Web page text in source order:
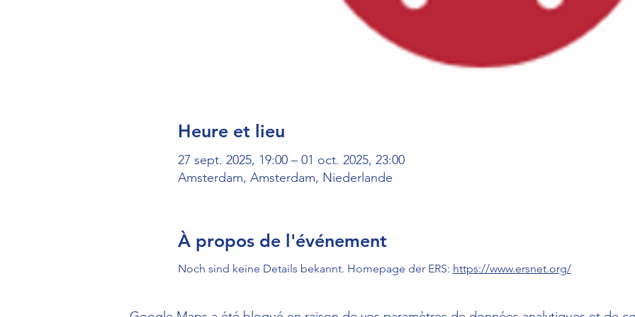
Heure et lieu
27 sept. 2025, 19:00 – 01 oct. 2025, 23:00
Amsterdam, Amsterdam, Niederlande
À propos de l'événement
Noch sind keine Details bekannt. Homepage der ERS: https://www.ersnet.org/